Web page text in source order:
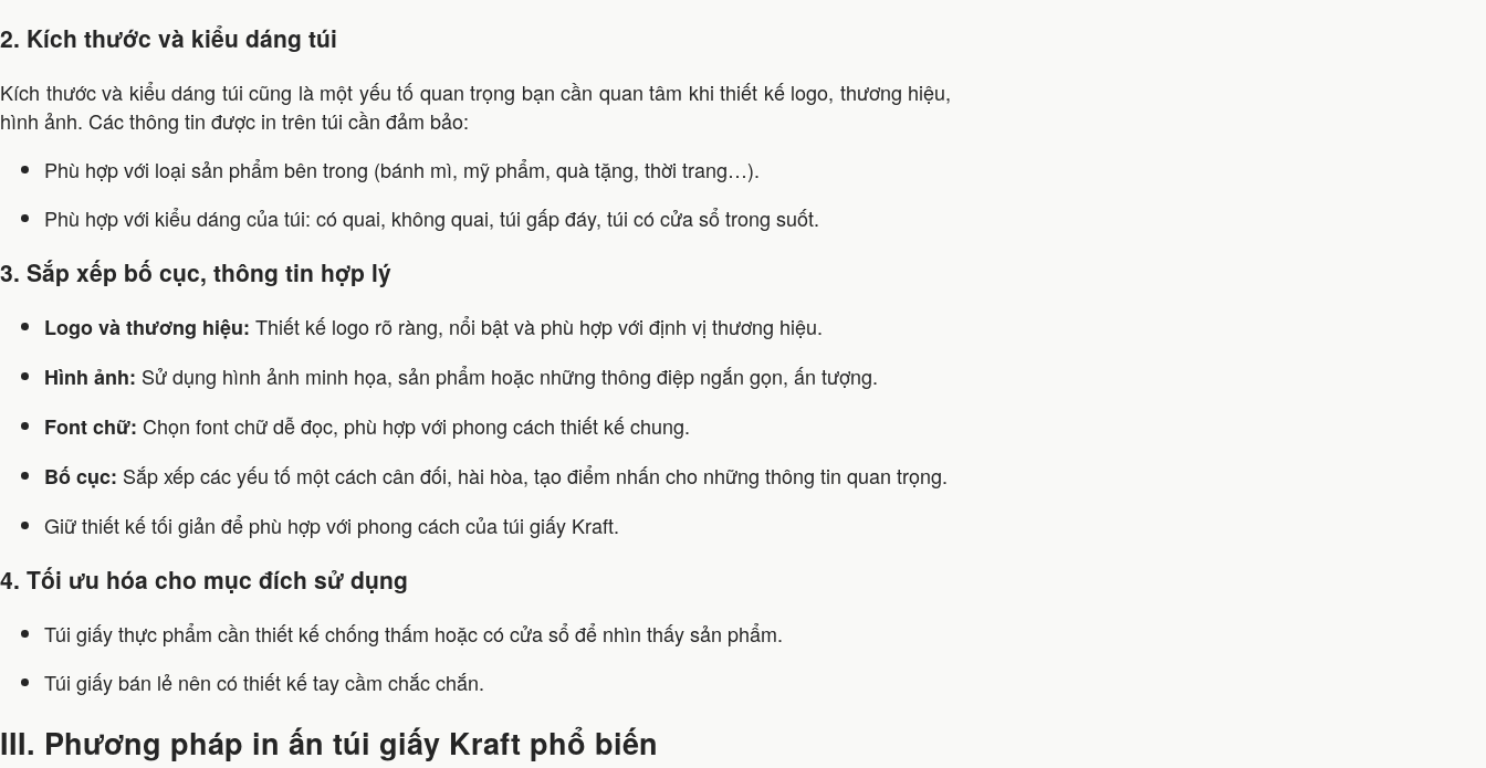
2. Kích thước và kiểu dáng túi
Kích thước và kiểu dáng túi cũng là một yếu tố quan trọng bạn cần quan tâm khi thiết kế logo, thương hiệu,
hình ảnh. Các thông tin được in trên túi cần đảm bảo:
Phù hợp với loại sản phẩm bên trong (bánh mì, mỹ phẩm, quà tặng, thời trang…).
Phù hợp với kiểu dáng của túi: có quai, không quai, túi gấp đáy, túi có cửa sổ trong suốt.
3. Sắp xếp bố cục, thông tin hợp lý
Logo và thương hiệu: Thiết kế logo rõ ràng, nổi bật và phù hợp với định vị thương hiệu.
Hình ảnh: Sử dụng hình ảnh minh họa, sản phẩm hoặc những thông điệp ngắn gọn, ấn tượng.
Font chữ: Chọn font chữ dễ đọc, phù hợp với phong cách thiết kế chung.
Bố cục: Sắp xếp các yếu tố một cách cân đối, hài hòa, tạo điểm nhấn cho những thông tin quan trọng.
Giữ thiết kế tối giản để phù hợp với phong cách của túi giấy Kraft.
4. Tối ưu hóa cho mục đích sử dụng
Túi giấy thực phẩm cần thiết kế chống thấm hoặc có cửa sổ để nhìn thấy sản phẩm.
Túi giấy bán lẻ nên có thiết kế tay cầm chắc chắn.
III. Phương pháp in ấn túi giấy Kraft phổ biến